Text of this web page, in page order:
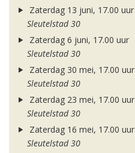
Zaterdag 13 juni, 17.00 uur
Sleutelstad 30
Zaterdag 6 juni, 17.00 uur
Sleutelstad 30
Zaterdag 30 mei, 17.00 uur
Sleutelstad 30
Zaterdag 23 mei, 17.00 uur
Sleutelstad 30
Zaterdag 16 mei, 17.00 uur
Sleutelstad 30